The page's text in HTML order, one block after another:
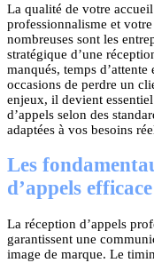
La qualité de votre
professionnalisme et
nombreuses sont les
stratégique d’une
manqués, temps
occasions de perdre un
enjeux, il devient
d’appels selon des
adaptées à vos besoins
Les
d’appels efficace
La réception d’appels
garantissent une
image de marque. Le